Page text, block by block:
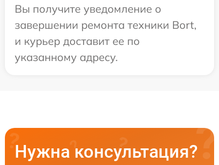
Вы получите уведомление о
завершении ремонта техники Bort,
и курьер доставит ее по
указанному адресу.
Нужна консультация?